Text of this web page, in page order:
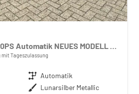
Vision 1.6 T-GDi 150PS Automatik NEUES MODELL MY26 FACELIFT Sitzheizung Lenkradheizung Klimaautomatik Navi Bluetooth Touchscreen Apple CarPlay Android Auto PDC v+h 17"LM Rückf.Kamera ACC 2x Keyless
mit Tageszulassung
Getriebe Automatik
Außenfarbe Lunarsilber Metallic